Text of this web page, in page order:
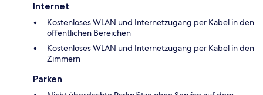
Internet
Kostenloses WLAN und Internetzugang per Kabel in den
öffentlichen Bereichen
Kostenloses WLAN und Internetzugang per Kabel in den
Zimmern
Parken